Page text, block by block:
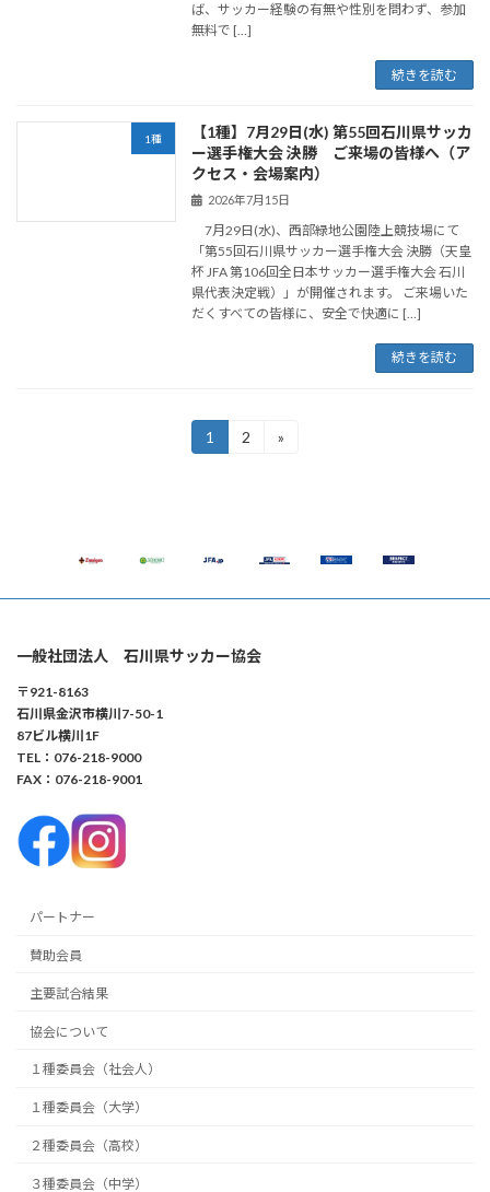
ば、サッカー経験の有無や性別を問わず、参加
無料で […]
続きを読む
1種
【1種】7月29日(水) 第55回石川県サッカ
ー選手権大会 決勝 ご来場の皆様へ（ア
クセス・会場案内）
2026年7月15日
7月29日(水)、西部緑地公園陸上競技場にて
「第55回石川県サッカー選手権大会 決勝（天皇
杯 JFA 第106回全日本サッカー選手権大会 石川
県代表決定戦）」が開催されます。 ご来場いた
だくすべての皆様に、安全で快適に […]
続きを読む
送
り
固
定
1
固
2 »
一般社団法人 石川県サッカー協会
〒921-8163
石川県金沢市横川7-50-1
87ビル横川1F
TEL：076-218-9000
FAX：076-218-9001
パートナー
賛助会員
主要試合結果
協会について
１種委員会（社会人）
１種委員会（大学）
２種委員会（高校）
３種委員会（中学）